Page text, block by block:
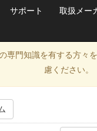
サポート 取扱メー
専門知識を有する方々
慮ください。